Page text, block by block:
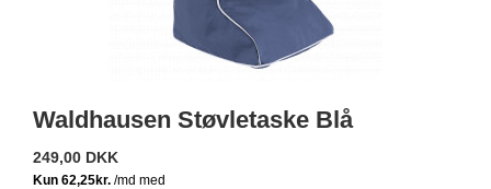
Waldhausen Støvletaske Blå
249,00 DKK